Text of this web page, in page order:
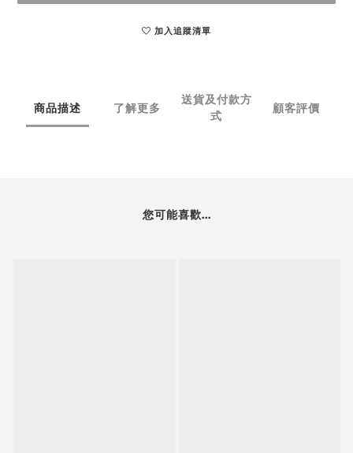
加入追蹤清單
商品描述 了解更多
送貨及付款方
式
顧客評價
您可能喜歡...